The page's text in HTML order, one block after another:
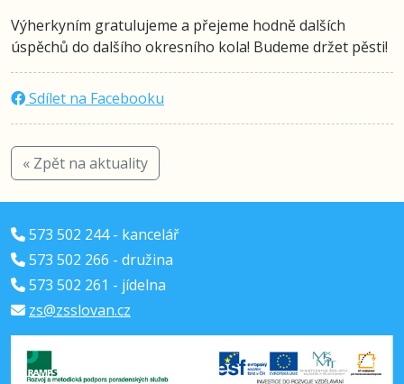
Výherkyním gratulujeme a přejeme hodně dalších
úspěchů do dalšího okresního kola! Budeme držet pěsti!
Sdílet na Facebooku
« Zpět na aktuality
573 502 244 - kancelář
573 502 266 - družina
573 502 261 - jídelna
zs@zsslovan.cz